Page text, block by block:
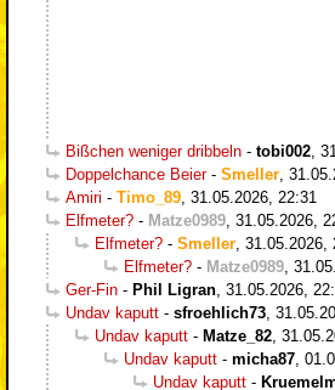
Bißchen weniger dribbeln - tobi002
Doppelchance Beier- Smeller
Amiri - Timo_89 31.05.2026, 22:31
Elfmeter? - Matze0989 31.05.2026,
Elfmeter? - Smeller 31.05.2026,
Elfmeter? - Matze0989
Ger-Fin - Phil Ligran 31.05.2026,
Undav kaputt - sfroehlich73
Undav kaputt - Matze_82
Undav kaputt - micha87
Undav kaputt -